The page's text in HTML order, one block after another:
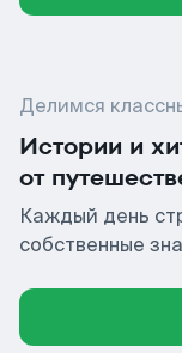
Делимся
Истории и
от
Каждый день
собственные